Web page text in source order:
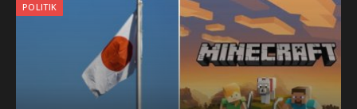
POLITIK